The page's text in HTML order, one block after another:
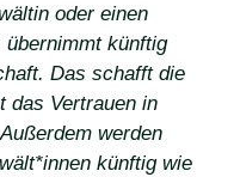
oder einen
künftig
Das schafft die
das Vertrauen in
werden
künftig wie